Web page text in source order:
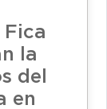
Fica
la
del
en